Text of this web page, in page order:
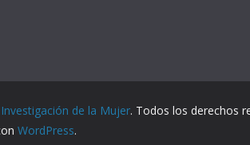
de la Mujer. Todos los derechos
WordPress.